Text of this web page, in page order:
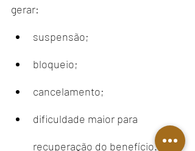
gerar:
suspensão;
bloqueio;
cancelamento;
dificuldade maior para
recuperação do benefício.